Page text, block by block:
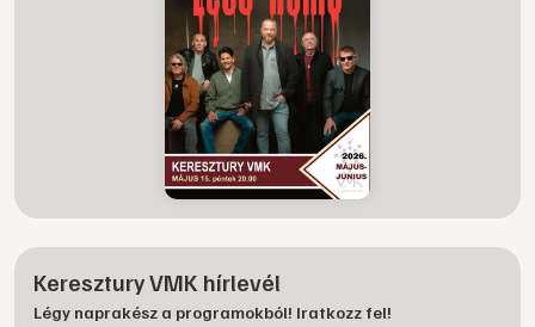
Keresztury VMK hírlevél
Légy naprakész a programokból! Iratkozz fel!